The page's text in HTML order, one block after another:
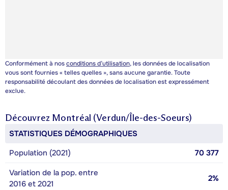
Conformément à nosconditions d’utilisation, les données de localisation
vous sont fournies « telles quelles », sans aucune garantie. Toute
responsabilité découlant des données de localisation est expressément
exclue.
Découvrez Montréal (Verdun/Île-des-Soeurs)
STATISTIQUES DÉMOGRAPHIQUES
Population (2021)
70 377
Variation de la pop. entre
2016 et 2021
2%